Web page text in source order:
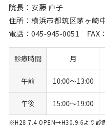
院長：安藤 直子
住所：横浜市都筑区茅ヶ
電話：045-945-0051 FAX
診療時間 月
午前 10:00〜13:00
午後 15:00〜19:00
※H28.7.4 OPEN→H30.9.6より診